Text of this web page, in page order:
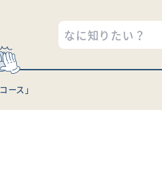
ス」